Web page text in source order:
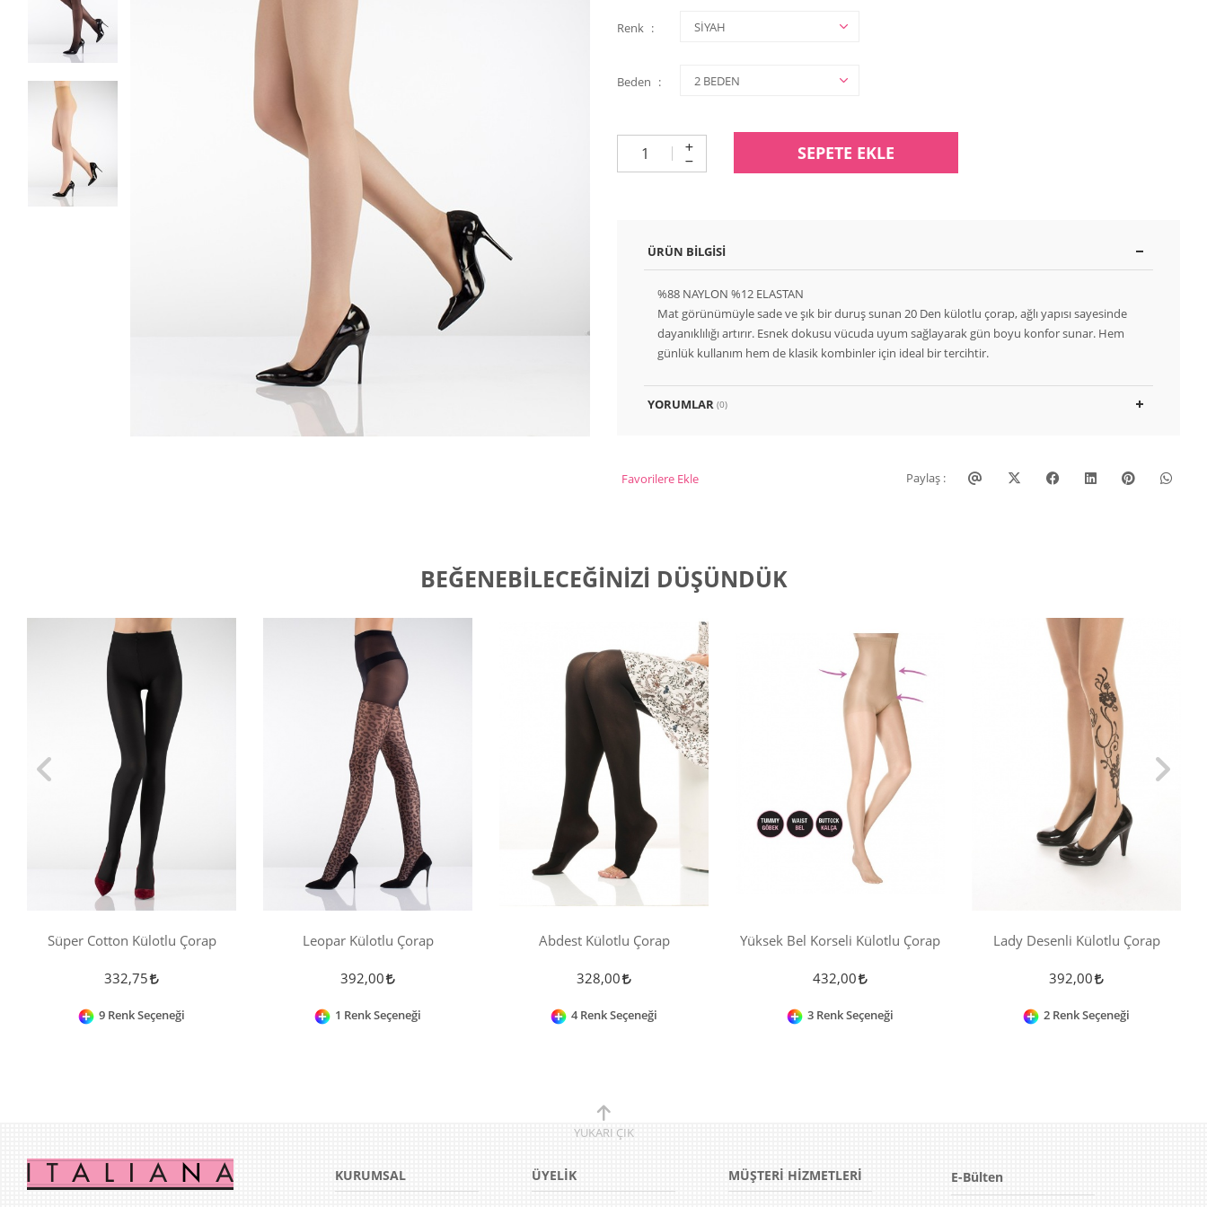
Renk
Beden
SEPETE EKLE
ÜRÜN BILGISI
%88 NAYLON %12 ELASTAN
Mat görünümüyle sade ve şık bir duruş sunan 20 Den külotlu çorap, ağlı yapısı sayesinde
dayanıklılığı artırır. Esnek dokusu vücuda uyum sağlayarak gün boyu konfor sunar. Hem
günlük kullanım hem de klasik kombinler için ideal bir tercihtir.
YORUMLAR (0)
Favorilere Ekle Paylaş :
BEĞENEBILECEĞINIZI DÜŞÜNDÜK
Süper Cotton Külotlu Çorap
332,75
9 Renk Seçeneği
Leopar Külotlu Çorap
392,00
1 Renk Seçeneği
Abdest Külotlu Çorap
328,00
4 Renk Seçeneği
Yüksek Bel Korseli Külotlu Çorap
432,00
3 Renk Seçeneği
Lady Desenli Külotlu Çorap
392,00
2 Renk Seçeneği
YUKARI ÇIK
KURUMSAL ÜYELİK MÜŞTERİ HİZMETLERİ E-Bülten